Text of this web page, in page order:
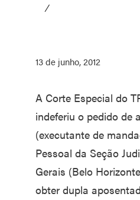
/
13 de junho, 2012
A Corte Especial do
indeferiu o pedido de
(executante de
Pessoal da Seção
Gerais (Belo
obter dupla